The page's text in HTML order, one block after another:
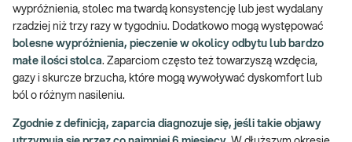
wypróżnienia, stolec ma twardą konsystencję lub jest wydalany
rzadziej niż trzy razy w tygodniu. Dodatkowo mogą występować
bolesne wypróżnienia, pieczenie w okolicy odbytu lub bardzo
małe ilości stolca. Zaparciom często też towarzyszą wzdęcia,
gazy i skurcze brzucha, które mogą wywoływać dyskomfort lub
ból o różnym nasileniu.
Zgodnie z definicją, zaparcia diagnozuje się, jeśli takie objawy